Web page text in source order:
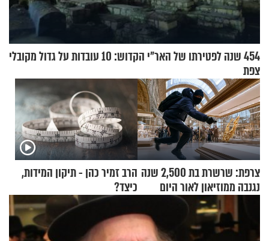
454 שנה לפטירתו של האר"י הקדוש: 10 עובדות על גדול מקובלי
צפת
צרפת: שרשרת בת 2,500 שנה
נגנבה ממוזיאון לאור היום
הרב זמיר כהן - תיקון המידות,
כיצד?